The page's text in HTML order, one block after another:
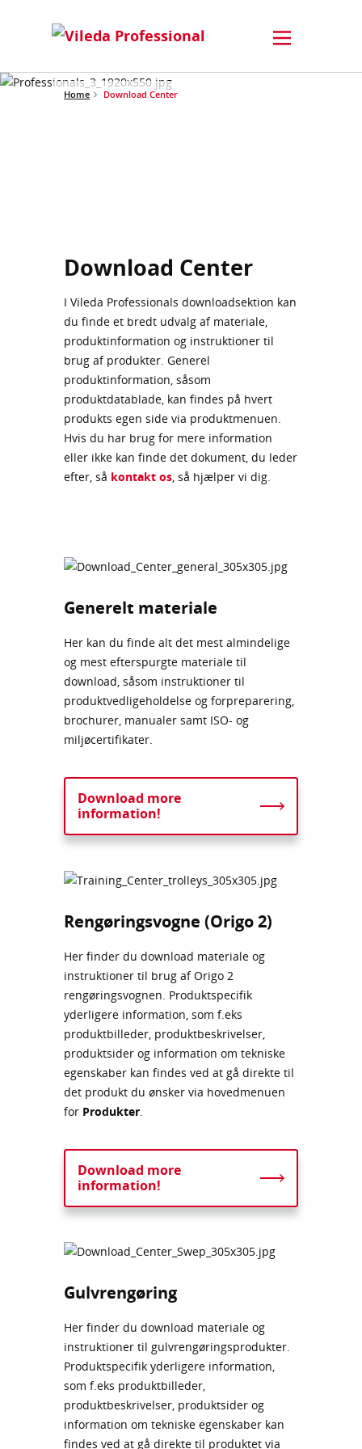
Home Download Center
Download Center
I Vileda Professionals downloadsektion kan
du finde et bredt udvalg af materiale,
produktinformation og instruktioner til
brug af produkter. Generel
produktinformation, såsom
produktdatablade, kan findes på hvert
produkts egen side via produktmenuen.
Hvis du har brug for mere information
eller ikke kan finde det dokument, du leder
efter, så kontakt os, så hjælper vi dig.
Generelt materiale
Her kan du finde alt det mest almindelige
og mest efterspurgte materiale til
download, såsom instruktioner til
produktvedligeholdelse og forpreparering,
brochurer, manualer samt ISO- og
miljøcertifikater.
Download more
information!
Rengøringsvogne (Origo 2)
Her finder du download materiale og
instruktioner til brug af Origo 2
rengøringsvognen. Produktspecifik
yderligere information, som f.eks
produktbilleder, produktbeskrivelser,
produktsider og information om tekniske
egenskaber kan findes ved at gå direkte til
det produkt du ønsker via hovedmenuen
for Produkter
Download more
information!
Gulvrengøring
Her finder du download materiale og
instruktioner til gulvrengøringsprodukter.
Produktspecifik yderligere information,
som f.eks produktbilleder,
produktbeskrivelser, produktsider og
information om tekniske egenskaber kan
findes ved at gå direkte til produktet via